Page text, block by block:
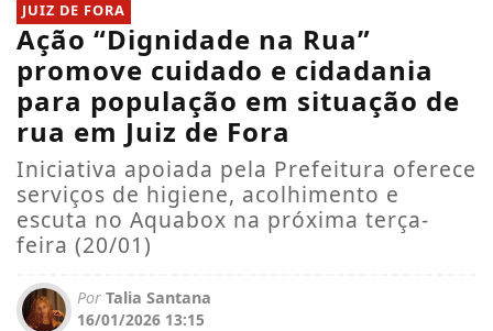
JUIZ DE FORA
Ação “Dignidade na Rua”
promove cuidado e cidadania
para população em situação de
rua em Juiz de Fora
Iniciativa apoiada pela Prefeitura oferece
serviços de higiene, acolhimento e
escuta no Aquabox na próxima terça-
feira (20/01)
Por Talia Santana
16/01/2026 13:15